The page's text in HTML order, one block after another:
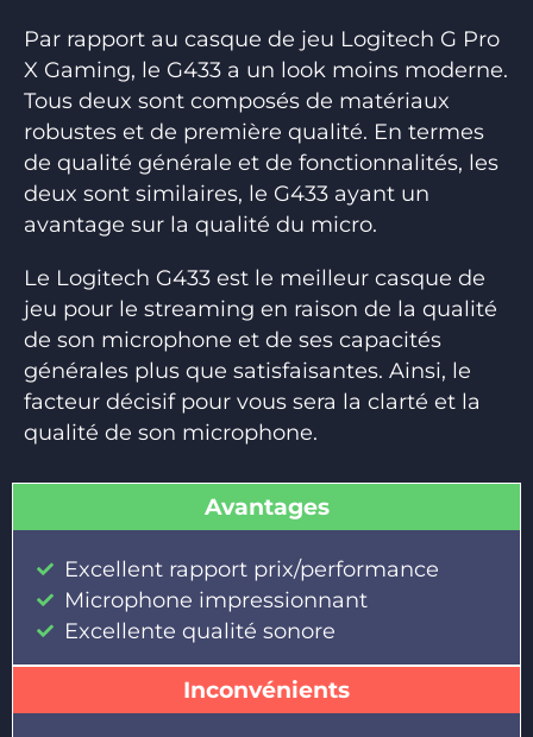
Par rapport au casque de jeu Logitech G Pro
X Gaming, le G433 a un look moins moderne.
Tous deux sont composés de matériaux
robustes et de première qualité. En termes
de qualité générale et de fonctionnalités, les
deux sont similaires, le G433 ayant un
avantage sur la qualité du micro.
Le Logitech G433 est le meilleur casque de
jeu pour le streaming en raison de la qualité
de son microphone et de ses capacités
générales plus que satisfaisantes. Ainsi, le
facteur décisif pour vous sera la clarté et la
qualité de son microphone.
Avantages
Excellent rapport prix/performance
Microphone impressionnant
Excellente qualité sonore
Inconvénients